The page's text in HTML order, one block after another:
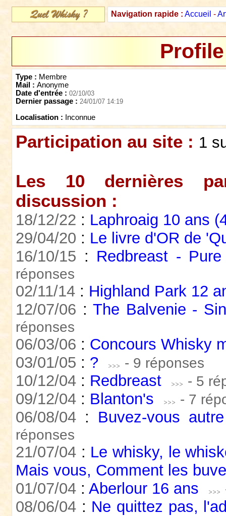
Navigation rapide : Accueil -
Type : Membre
Mail : Anonyme
Date d'entrée : 02/10/03
Dernier passage : 24/01/07 14:19
Localisation : Inconnue
Participation au site : 1
Les 10 dernières
discussion :
18/12/22 : Laphroaig 10 ans
29/04/20 : Le livre d'OR de
16/10/15 : Redbreast -
réponses
02/11/14 : Highland Park 12
12/07/06 :The Balvenie -
réponses
06/03/06 : Concours Whisky
03/01/05 : ? - 9 réponses
10/12/04 : Redbreast - 5
09/12/04 : Blanton's - 7
06/08/04 : Buvez-vous
réponses
21/07/04 : Le whisky, le
Mais vous, Comment les
01/07/04 : Aberlour 16 ans
08/06/04 : Ne quittez pas,